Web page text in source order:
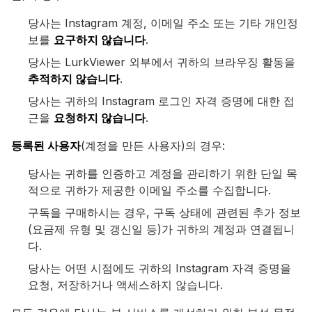
당사는 Instagram 계정, 이메일 주소 또는 기타 개인정
보를 요구하지 않습니다.
당사는 LurkViewer 외부에서 귀하의 브라우징 활동을
추적하지 않습니다.
당사는 귀하의 Instagram 로그인 자격 증명에 대한 접
근을 요청하지 않습니다.
등록된 사용자(계정을 만든 사용자)의 경우:
당사는 귀하를 인증하고 계정을 관리하기 위한 단일 목
적으로 귀하가 제공한 이메일 주소를 수집합니다.
구독을 구매하시는 경우, 구독 상태에 관련된 추가 정보
(요금제 유형 및 갱신일 등)가 귀하의 계정과 연결됩니
다.
당사는 어떤 시점에도 귀하의 Instagram 자격 증명을
요청, 저장하거나 액세스하지 않습니다.